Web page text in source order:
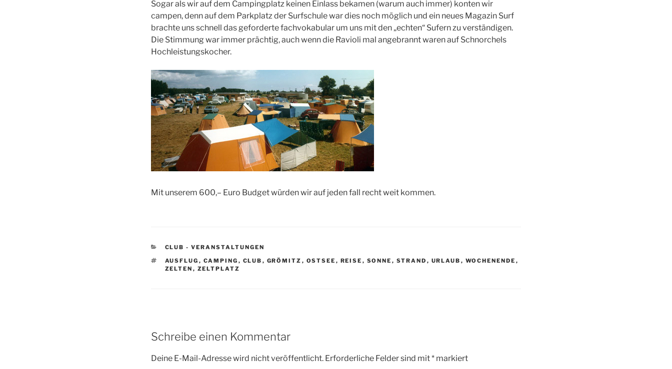
Sogar als wir auf dem Campingplatz keinen Einlass bekamen (warum auch immer) konten wir
campen, denn auf dem Parkplatz der Surfschule war dies noch möglich und ein neues Magazin Surf
brachte uns schnell das geforderte fachvokabular um uns mit den „echten“ Sufern zu verständigen.
Die Stimmung war immer prächtig, auch wenn die Ravioli mal angebrannt waren auf Schnorchels
Hochleistungskocher.
Mit unserem 600,– Euro Budget würden wir auf jeden fall recht weit kommen.
KATEGORIEN
CLUB - VERANSTALTUNGEN
SCHLAGWÖRTER
AUSFLUG , CAMPING , CLUB , GRÖMITZ , OSTSEE , REISE , SONNE , STRAND , URLAUB , WOCHENENDE ,
ZELTEN , ZELTPLATZ
Schreibe einen Kommentar
Deine E-Mail-Adresse wird nicht veröffentlicht. Erforderliche Felder sind mit* markiert